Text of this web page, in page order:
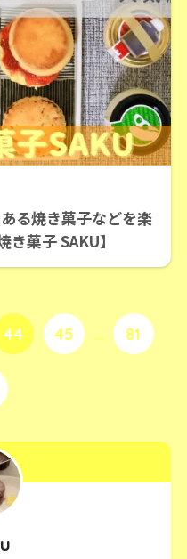
る焼き菓子などを楽
菓子 SAKU】
44 45 … 81